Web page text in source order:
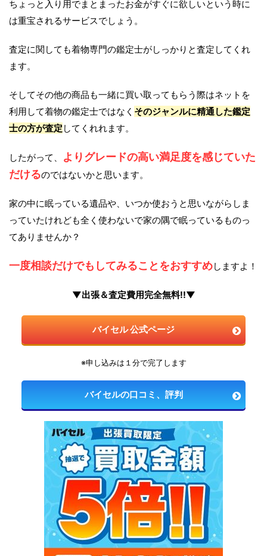
ちょっと入り用でまとまったお金がすぐに欲しいという時に
は重宝されるサービスでしょう。
査定に関しても着物専門の鑑定士がしっかりと査定してくれ
ます。
そしてその他の商品も一緒に買い取ってもらう際はネットを
利用して着物の鑑定士ではなく そのジャンルに精通した鑑定
士の方が査定 してくれれます。
したがって、
よりグレードの高い満足度を感じていた
だけるのではないかと思います。
家の中に眠っている遺品や、いつか使おうと思いながらしま
っていたけれども全く使わないで家の隅で眠っているものっ
てありませんか？
一度相談だけでもしてみることをおすすめしますよ！
▼出張＆査定費用完全無料!!▼
バイセル 公式ページ
※申し込みは１分で完了します
バイセルの口コミ、評判